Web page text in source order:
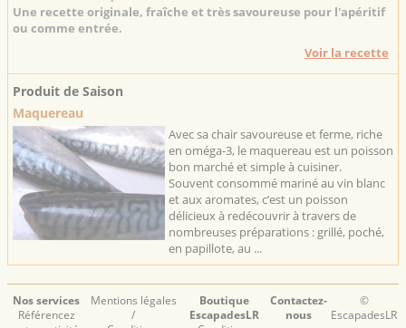
Une recette originale, fraîche et très savoureuse pour l'apéritif
ou comme entrée.
Voir la recette
Produit de Saison
Maquereau
Avec sa chair savoureuse et ferme, riche
en oméga-3, le maquereau est un poisson
bon marché et simple à cuisiner.
Souvent consommé mariné au vin blanc
et aux aromates, c’est un poisson
délicieux à redécouvrir à travers de
nombreuses préparations : grillé, poché,
en papillote, au ...
Nos services
Référencez
Mentions légales
/
Boutique
EscapadesLR
Contactez-
nous
©
EscapadesLR